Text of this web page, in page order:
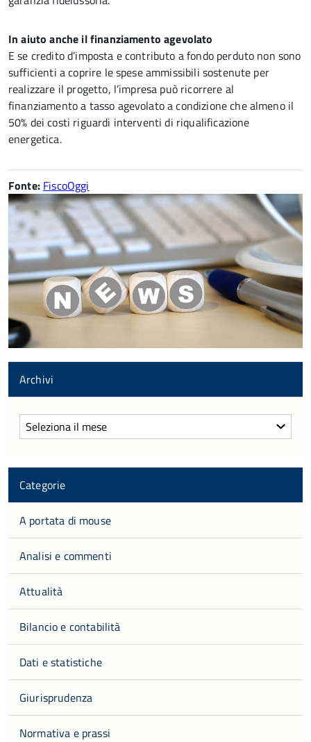
In aiuto anche il finanziamento agevolato
E se credito d’imposta e contributo a fondo perduto non sono
sufficienti a coprire le spese ammissibili sostenute per
realizzare il progetto, l’impresa può ricorrere al
finanziamento a tasso agevolato a condizione che almeno il
50% dei costi riguardi interventi di riqualificazione
energetica.
Fonte: FiscoOggi
Archivi
Archivi
Categorie
A portata di mouse
Analisi e commenti
Attualità
Bilancio e contabilità
Dati e statistiche
Giurisprudenza
Normativa e prassi